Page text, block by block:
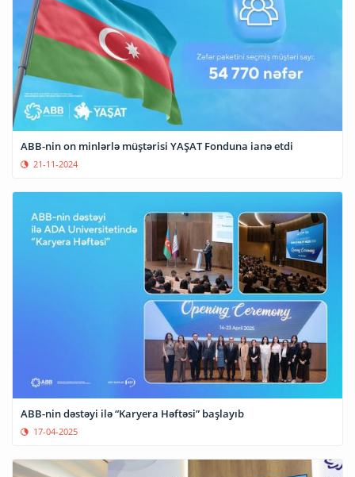
ABB-nin on minlərlə müştərisi YAŞAT Fonduna ianə etdi
21-11-2024
ABB-nin dəstəyi ilə “Karyera Həftəsi” başlayıb
17-04-2025